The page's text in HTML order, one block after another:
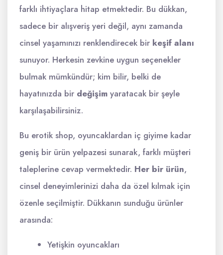
farklı ihtiyaçlara hitap etmektedir. Bu dükkan,
sadece bir alışveriş yeri değil, aynı zamanda
cinsel yaşamınızı renklendirecek bir keşif alanı
sunuyor. Herkesin zevkine uygun seçenekler
bulmak mümkündür; kim bilir, belki de
hayatınızda bir değişim yaratacak bir şeyle
karşılaşabilirsiniz.
Bu erotik shop, oyuncaklardan iç giyime kadar
geniş bir ürün yelpazesi sunarak, farklı müşteri
taleplerine cevap vermektedir. Her bir ürün,
cinsel deneyimlerinizi daha da özel kılmak için
özenle seçilmiştir. Dükkanın sunduğu ürünler
arasında:
Yetişkin oyuncakları